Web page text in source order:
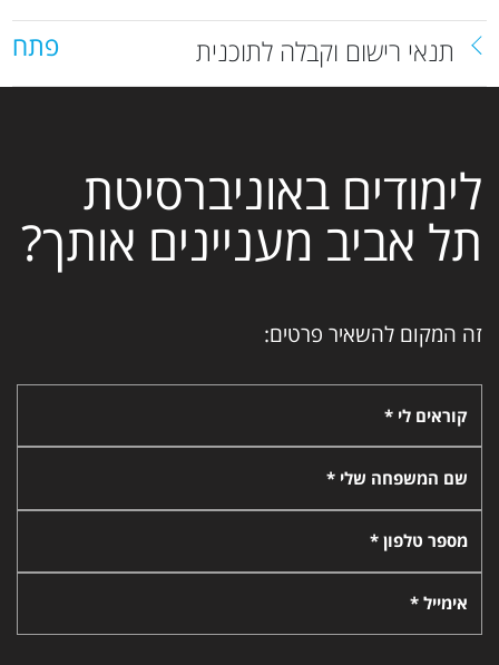
תנאי רישום וקבלה לתוכנית פתח
לימודים באוניברסיטת
תל אביב מעניינים אותך?
זה המקום להשאיר פרטים:
קוראים לי *
שם המשפחה שלי *
מספר טלפון *
אימייל *